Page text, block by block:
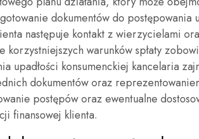
dokumentów do postępowania
następuje kontakt z wierzycielami
korzystniejszych warunków spłaty
upadłości konsumenckiej kancelaria
dokumentów oraz
postępów oraz ewentualne
finansowej klienta.